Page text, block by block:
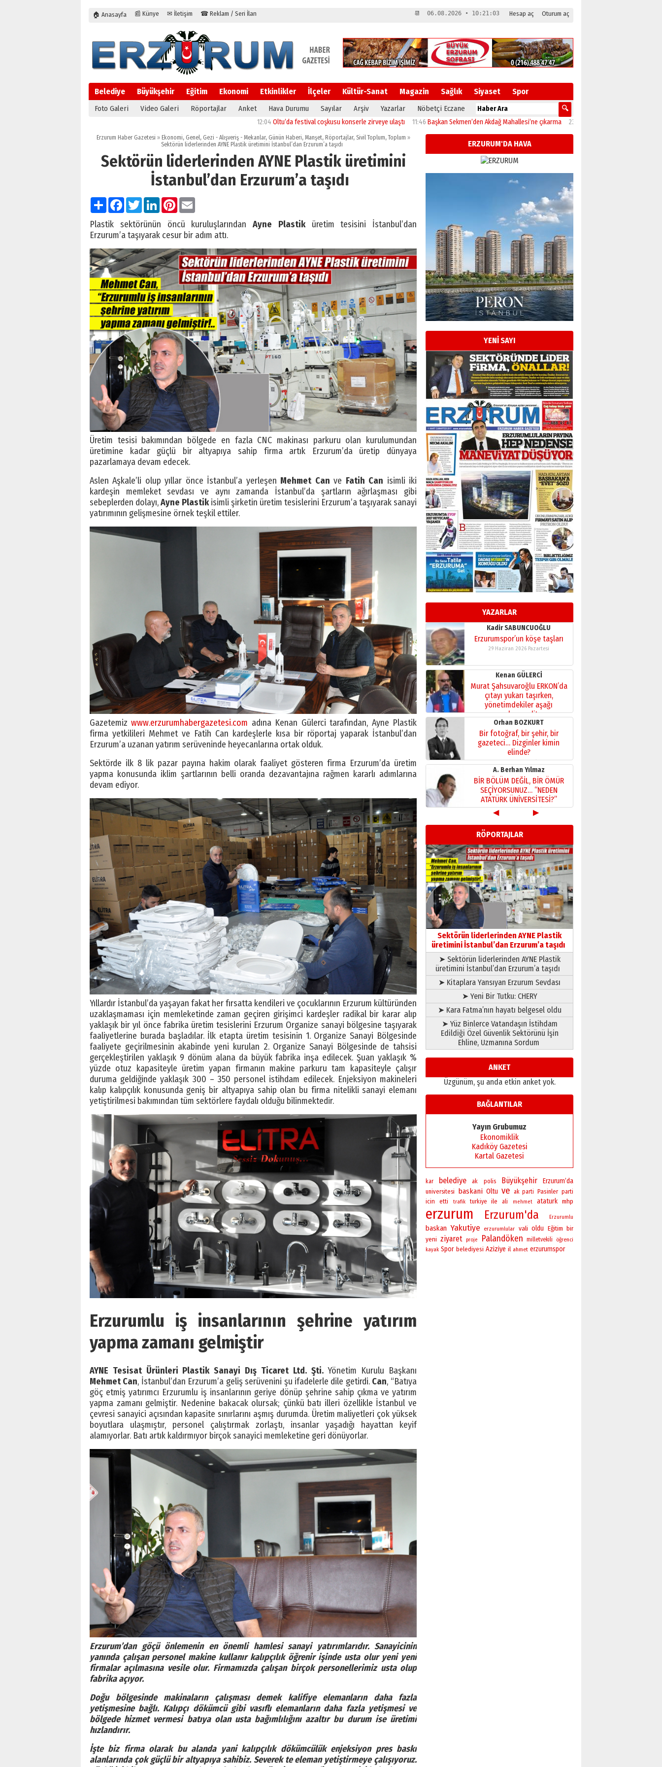
🏠 Anasayfa 📰 Künye ✉ İletişim ☎ Reklam / Seri İlan Hesap aç Oturum aç
📆 06.08.2026 • 10:21:05
Belediye Büyükşehir Eğitim Ekonomi Etkinlikler İlçeler Kültür-Sanat Magazin Sağlık Siyaset Spor
Foto Galeri Video Galeri Röportajlar Anket Hava Durumu Sayılar Arşiv Yazarlar Nöbetçi Eczane
Oltu’da festival coşkusu konserle zirveye ulaştı 11:46Başkan Sekmen’den Akdağ Mahallesi’ne çıkarma 23:32Erzurumspor’un evi Kazım Karabekir Stadyumu
Erzurum Haber Gazetesi » Ekonomi, Genel, Gezi - Alışveriş - Mekanlar, Günün Haberi, Manşet, Röportajlar, Sivil Toplum,Toplum »
Sektörün liderlerinden AYNE Plastik üretimini İstanbul’dan Erzurum’a taşıdı
Sektörün liderlerinden AYNE Plastik üretimini
İstanbul’dan Erzurum’a taşıdı
PaylaşFacebook
TwitterLinkedInPinterest
Plastik sektörünün öncü kuruluşlarından Ayne Plastiküretim tesisini İstanbul’dan
Erzurum’a taşıyarak cesur bir adım attı.
Üretim tesisi bakımından bölgede en fazla CNC makinası parkuru olan kurulumundan
üretimine kadar güçlü bir altyapıya sahip firma artık Erzurum’da üretip dünyaya
pazarlamaya devam edecek.
Aslen Aşkale’li olup yıllar önce İstanbul’a yerleşen Mehmet Canve Fatih Can isimli iki
kardeşin memleket sevdası ve aynı zamanda İstanbul’da şartların ağırlaşması gibi
sebeplerden dolayı,Ayne Plastikisimli şirketin üretim tesislerini Erzurum’a taşıyarak sanayi
yatırımının gelişmesine örnek teşkil ettiler.
Gazetemizwww.erzurumhabergazetesi.com adına Kenan Gülerci tarafından, Ayne Plastik
firma yetkilileri Mehmet ve Fatih Can kardeşlerle kısa bir röportaj yaparak İstanbul’dan
Erzurum’a uzanan yatırım serüveninde heyecanlarına ortak olduk.
Sektörde ilk 8 lik pazar payına hakim olarak faaliyet gösteren firma Erzurum’da üretim
yapma konusunda iklim şartlarının belli oranda dezavantajına rağmen kararlı adımlarına
devam ediyor.
Yıllardır İstanbul’da yaşayan fakat her fırsatta kendileri ve çocuklarının Erzurum kültüründen
uzaklaşmaması için memleketinde zaman geçiren girişimci kardeşler radikal bir karar alıp
yaklaşık bir yıl önce fabrika üretim tesislerini Erzurum Organize sanayi bölgesine taşıyarak
faaliyetlerine burada başladılar. İlk etapta üretim tesisinin 1. Organize Sanayi Bölgesinde
faaliyete geçirilmesinin akabinde yeni kurulan 2. Organize Sanayi Bölgesinde de tahsisi
gerçekleştirilen yaklaşık 9 dönüm alana da büyük fabrika inşa edilecek. Şuan yaklaşık %
yüzde otuz kapasiteyle üretim yapan firmanın makine parkuru tam kapasiteyle çalışır
duruma geldiğinde yaklaşık 300 – 350 personel istihdam edilecek. Enjeksiyon makineleri
kalıp kalıpçılık konusunda geniş bir altyapıya sahip olan bu firma nitelikli sanayi elemanı
yetiştirilmesi bakımından tüm sektörlere faydalı olduğu bilinmektedir.
Erzurumlu iş insanlarının şehrine yatırım
yapma zamanı gelmiştir
AYNE Tesisat Ürünleri Plastik Sanayi Dış Ticaret Ltd. Şti.Yönetim Kurulu Başkanı
Mehmet Can, İstanbul’dan Erzurum’a geliş serüvenini şu ifadelerle dile getirdi. Can, “Batıya
göç etmiş yatırımcı Erzurumlu iş insanlarının geriye dönüp şehrine sahip çıkma ve yatırım
yapma zamanı gelmiştir. Nedenine bakacak olursak; çünkü batı illeri özellikle İstanbul ve
çevresi sanayici açısından kapasite sınırlarını aşmış durumda. Üretim maliyetleri çok yüksek
boyutlara ulaşmıştır, personel çalıştırmak zorlaştı, insanlar yaşadığı hayattan keyif
alamıyorlar. Batı artık kaldırmıyor birçok sanayici memleketine geri dönüyorlar.
Erzurum’dan göçü önlemenin en önemli hamlesi sanayi yatırımlarıdır. Sanayicinin
yanında çalışan personel makine kullanır kalıpçılık öğrenir işinde usta olur yeni yeni
firmalar açılmasına vesile olur. Firmamızda çalışan birçok personellerimiz usta olup
fabrika açıyor.
Doğu bölgesinde makinaların çalışması demek kalifiye elemanların daha fazla
yetişmesine bağlı. Kalıpçı dökümcü gibi vasıflı elemanların daha fazla yetişmesi ve
bölgede hizmet vermesi batıya olan usta bağımlılığını azaltır bu durum ise üretimi
hızlandırır.
İşte biz firma olarak bu alanda yani kalıpçılık dökümcülük enjeksiyon pres baskı
alanlarında çok güçlü bir altyapıya sahibiz. Severek te eleman yetiştirmeye çalışıyoruz.
ERZURUM'DA HAVA
YENİ SAYI
YAZARLAR
Esat BİNDESEN
Başkan Sekmen’den Erzurum’a
bir vizyon proje daha!
02 Ağustos 2026 Pazar
Kadir SABUNCUOĞLU
Erzurumspor’un köşe taşları
29 Haziran 2026 Pazartesi
Kenan GÜLERCİ
Murat Şahsuvaroğlu ERKON’da
çıtayı yukarı taşırken,
yönetimdekiler aşağı
çekmemeli!
17 Şubat 2026 SalıOrhan BOZKURT
Bir fotoğraf, bir şehir, bir
gazeteci… Dizginler kimin
elinde?
31 Mart 2026 Salı
A. Berhan Yılmaz
BİR BÖLÜM DEĞİL, BİR ÖMÜR
SEÇİYORSUNUZ… “NEDEN
ATATÜRK ÜNİVERSİTESİ?”
28 Temmuz 2026 Salı
Ahmet Gökhan YAZICI
Ahmed Yesevi’den bir
Alperen… ”Reisimiz” idi…
Hakka yürüdü.!
26 Mart 2026 Perşembe
Cem Bakırcı
Ardında bıraktığı hatıralarıyla
gönül adamı Faruk Terzioğlu!
13 Mayıs 2026 Çarşamba
Esat BİNDESEN
Başkan Sekmen’den Erzurum’a
bir vizyon proje daha!
02 Ağustos 2026 Pazar
Kadir SABUNCUOĞLU
Erzurumspor’un köşe taşları
29 Haziran 2026 Pazartesi
Kenan GÜLERCİ
Murat Şahsuvaroğlu ERKON’da
çıtayı yukarı taşırken,
yönetimdekiler aşağı
çekmemeli!
17 Şubat 2026 SalıOrhan BOZKURT
Bir fotoğraf, bir şehir, bir
gazeteci… Dizginler kimin
elinde?
31 Mart 2026 Salı
A. Berhan Yılmaz
BİR BÖLÜM DEĞİL, BİR ÖMÜR
SEÇİYORSUNUZ… “NEDEN
ATATÜRK ÜNİVERSİTESİ?”
28 Temmuz 2026 Salı
Ahmet Gökhan YAZICI
Ahmed Yesevi’den bir
Alperen… ”Reisimiz” idi…
Hakka yürüdü.!
26 Mart 2026 Perşembe
Cem Bakırcı
Ardında bıraktığı hatıralarıyla
gönül adamı Faruk Terzioğlu!
13 Mayıs 2026 Çarşamba
Esat BİNDESEN
Başkan Sekmen’den Erzurum’a
bir vizyon proje daha!
02 Ağustos 2026 Pazar
◀ ▶
RÖPORTAJLAR
Sektörün liderlerinden AYNE Plastik
üretimini İstanbul’dan Erzurum’a taşıdı
➤ Sektörün liderlerinden AYNE Plastik
üretimini İstanbul’dan Erzurum’a taşıdı
➤ Kitaplara Yansıyan Erzurum Sevdası
➤ Yeni Bir Tutku: CHERY
➤ Kara Fatma’nın hayatı belgesel oldu
➤ Yüz Binlerce Vatandaşın İstihdam
Edildiği Özel Güvenlik Sektörünü İşin
Ehline, Uzmanına Sordum
ANKET
Üzgünüm, şu anda etkin anket yok.
BAĞLANTILAR
Yayın Grubumuz
Ekonomiklik
Kadıköy Gazetesi
Kartal Gazetesi
kar belediye ak polis Büyükşehir Erzurum’da
universitesi baskani Oltu ve ak parti Pasinler parti
icin etti trafik turkiye ile ali mehmet ataturk mhp
erzurum Erzurum'da Erzurumlu
baskan Yakutiye erzurumlular vali oldu Eğitim bir
yeni ziyaret proje Palandöken milletvekili öğrenci
kayak Spor belediyesi Aziziye il ahmet erzurumspor